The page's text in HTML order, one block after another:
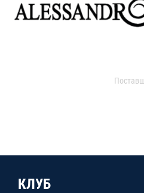
КЛУБ